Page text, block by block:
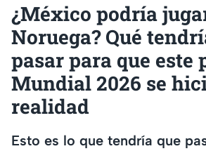
¿México podría
Noruega? Qué
pasar para que este
Mundial 2026 se
realidad
Esto es lo que tendría que